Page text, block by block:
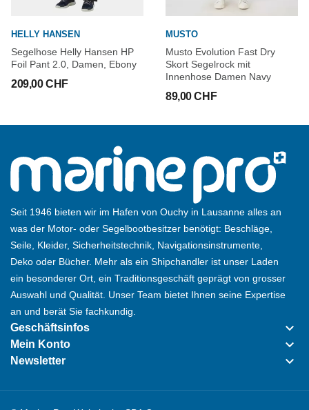
HELLY HANSEN
Segelhose Helly Hansen HP
Foil Pant 2.0, Damen, Ebony
209,00 CHF
MUSTO
Musto Evolution Fast Dry
Skort Segelrock mit
Innenhose Damen Navy
89,00 CHF
Seit 1946 bieten wir im Hafen von Ouchy in Lausanne alles an
was der Motor- oder Segelbootbesitzer benötigt: Beschläge,
Seile, Kleider, Sicherheitstechnik, Navigationsinstrumente,
Deko oder Bücher. Mehr als ein Shipchandler ist unser Laden
ein besonderer Ort, ein Traditionsgeschäft geprägt von grosser
Auswahl und Qualität. Unser Team bietet Ihnen seine Expertise
an und berät Sie fachkundig.
Geschäftsinfos keyboard_arrow_down
Mein Konto keyboard_arrow_down
Newsletter keyboard_arrow_down